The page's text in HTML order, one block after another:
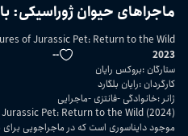
ماجراهای حیوان ژوراسیکی:
of Jurassic Pet: Return to the Wild
2023
--
ستارگان :بروکس رایان
کارگردان :رایان بلگارد
ژانر :خانوادگی فانتزی ماجرایی
موجود دایناسوری است که در ماجراجویی برای